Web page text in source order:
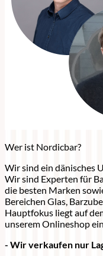
Wer ist Nordicbar?
Wir sind ein dänisches
Wir sind Experten für
die besten Marken
Bereichen Glas,
Hauptfokus liegt auf
unserem Onlineshop
- Wir verkaufen nur